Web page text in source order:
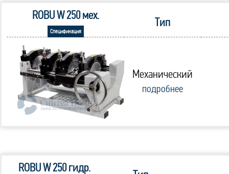
ROBU W 250 мех.
Спецификация
Тип
Механический
подробнее
ROBU W 250 гидр.